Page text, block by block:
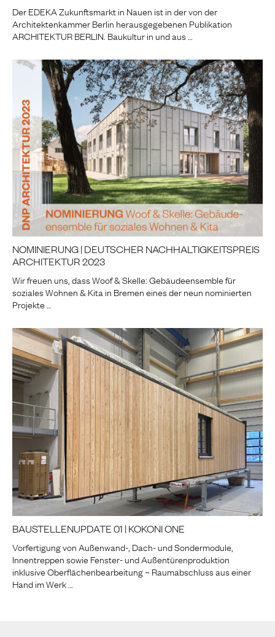
Der EDEKA Zukunftsmarkt in Nauen ist in der von der
Architektenkammer Berlin herausgegebenen Publikation
ARCHITEKTUR BERLIN. Baukultur in und aus …
NOMINIERUNG | DEUTSCHER NACHHALTIGKEITSPREIS
ARCHITEKTUR 2023
Wir freuen uns, dass Woof & Skelle: Gebäudeensemble für
soziales Wohnen & Kita in Bremen eines der neun nominierten
Projekte …
BAUSTELLENUPDATE 01 | KOKONI ONE
Vorfertigung von Außenwand-, Dach- und Sondermodule,
Innentreppen sowie Fenster- und Außentürenproduktion
inklusive Oberflächenbearbeitung – Raumabschluss aus einer
Hand im Werk …